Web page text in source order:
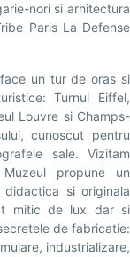
nori si arhitectura
Paris La Defense
face un tur de oras si
Turnul Eiffel,
Louvre si Champs-
cunoscut pentru
sale. Vizitam
propune un
si originala
mitic de lux dar si
de fabricatie:
industrializare,